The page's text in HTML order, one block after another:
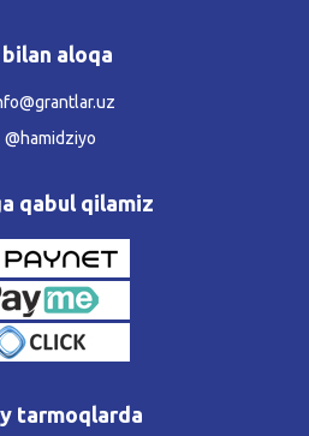
aloqa
@hamidziyo
qabul qilamiz
tarmoqlarda